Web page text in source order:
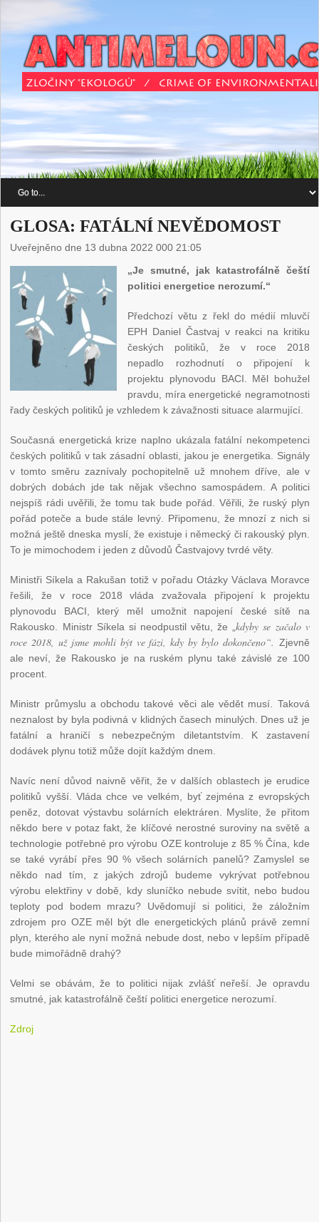
GLOSA: FATÁLNÍ NEVĚDOMOST
Uveřejněno dne 13 dubna 2022 000 21:05
„Je smutné, jak katastrofálně čeští
politici energetice nerozumí.“
Předchozí větu z řekl do médií mluvčí
EPH Daniel Častvaj v reakci na kritiku
českých politiků, že v roce 2018
nepadlo rozhodnutí o připojení k
projektu plynovodu BACI. Měl bohužel
pravdu, míra energetické negramotnosti
řady českých politiků je vzhledem k závažnosti situace alarmující.
Současná energetická krize naplno ukázala fatální nekompetenci
českých politiků v tak zásadní oblasti, jakou je energetika. Signály
v tomto směru zaznívaly pochopitelně už mnohem dříve, ale v
dobrých dobách jde tak nějak všechno samospádem. A politici
nejspíš rádi uvěřili, že tomu tak bude pořád. Věřili, že ruský plyn
pořád poteče a bude stále levný. Připomenu, že mnozí z nich si
možná ještě dneska myslí, že existuje i německý či rakouský plyn.
To je mimochodem i jeden z důvodů Častvajovy tvrdé věty.
Ministři Síkela a Rakušan totiž v pořadu Otázky Václava Moravce
řešili, že v roce 2018 vláda zvažovala připojení k projektu
plynovodu BACI, který měl umožnit napojení české sítě na
Rakousko. Ministr Síkela si neodpustil větu, že „kdyby se začalo v
roce 2018, už jsme mohli být ve fázi, kdy by bylo dokončeno“. Zjevně
ale neví, že Rakousko je na ruském plynu také závislé ze 100
procent.
Ministr průmyslu a obchodu takové věci ale vědět musí. Taková
neznalost by byla podivná v klidných časech minulých. Dnes už je
fatální a hraničí s nebezpečným diletantstvím. K zastavení
dodávek plynu totiž může dojít každým dnem.
Navíc není důvod naivně věřit, že v dalších oblastech je erudice
politiků vyšší. Vláda chce ve velkém, byť zejména z evropských
peněz, dotovat výstavbu solárních elektráren. Myslíte, že přitom
někdo bere v potaz fakt, že klíčové nerostné suroviny na světě a
technologie potřebné pro výrobu OZE kontroluje z 85 % Čína, kde
se také vyrábí přes 90 % všech solárních panelů? Zamyslel se
někdo nad tím, z jakých zdrojů budeme vykrývat potřebnou
výrobu elektřiny v době, kdy sluníčko nebude svítit, nebo budou
teploty pod bodem mrazu? Uvědomují si politici, že záložním
zdrojem pro OZE měl být dle energetických plánů právě zemní
plyn, kterého ale nyní možná nebude dost, nebo v lepším případě
bude mimořádně drahý?
Velmi se obávám, že to politici nijak zvlášť neřeší. Je opravdu
smutné, jak katastrofálně čeští politici energetice nerozumí.
Zdroj